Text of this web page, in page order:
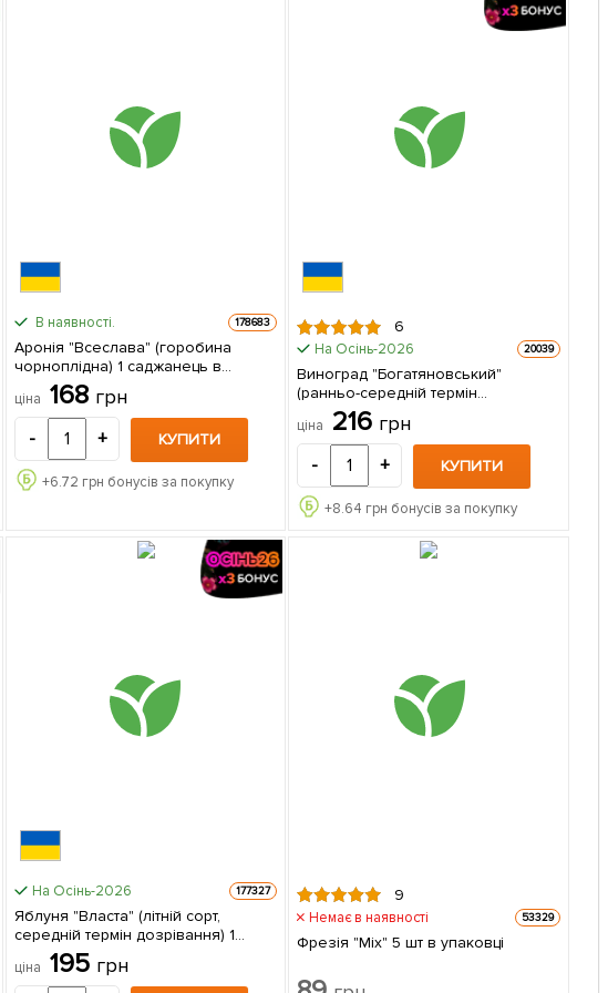
В наявності. 178683
Аронія "Всеслава" (горобина
чорноплідна) 1 саджанець в
упаковці
ціна 168 грн
- + КУПИТИ
+6.72 грн бонусів за покупку
6
На Осінь-2026 20039
Виноград "Богатяновський"
(ранньо-середній термін
дозрівання) 1 саджанець в
упаковці
ціна 216 грн
- + КУПИТИ
+8.64 грн бонусів за покупку
На Осінь-2026 177327
Яблуня "Власта" (літній сорт,
середній термін дозрівання) 1
саджанець в упаковці
ціна 195 грн
9
Немає в наявності 53329
Фрезія "Mix" 5 шт в упаковці